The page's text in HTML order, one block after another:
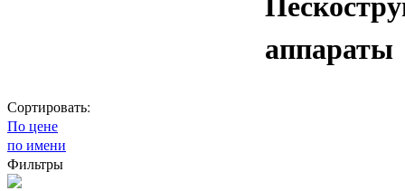
аппараты
Сортировать:
По цене
по имени
Фильтры